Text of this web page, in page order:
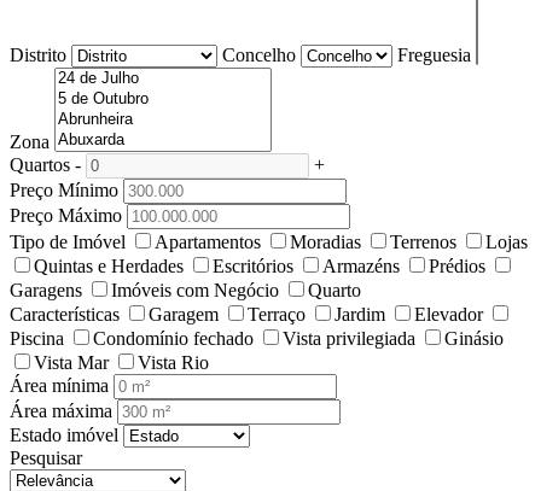
Distrito Concelho Freguesia
Zona
Quartos -
+
Preço Mínimo
Preço Máximo
Tipo de Imóvel
Apartamentos Moradias Terrenos
Lojas
Quintas e Herdades
Escritórios Armazéns
Prédios
Garagens
Imóveis com Negócio
Quarto
Características
Garagem Terraço Jardim
Elevador
Piscina
Condomínio fechado Vista privilegiada
Ginásio
Vista Mar
Vista Rio
Área mínima
Área máxima
Estado imóvel
Pesquisar